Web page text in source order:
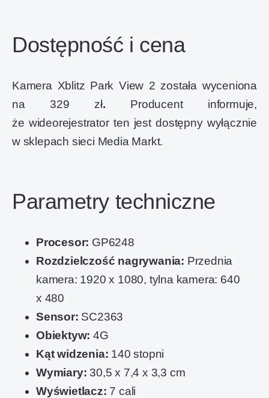
Dostępność i cena
Kamera Xblitz Park View 2 została wyceniona
na 329 zł. Producent informuje,
że wideorejestrator ten jest dostępny wyłącznie
w sklepach sieci Media Markt.
Parametry techniczne
Procesor: GP6248
Rozdzielczość nagrywania: Przednia
kamera: 1920 x 1080, tylna kamera: 640
x 480
Sensor: SC2363
Obiektyw: 4G
Kąt widzenia: 140 stopni
Wymiary: 30,5 x 7,4 x 3,3 cm
Wyświetlacz: 7 cali